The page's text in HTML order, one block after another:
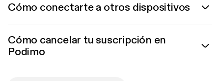
Cómo conectarte a otros dispositivos
Cómo cancelar tu suscripción en
Podimo